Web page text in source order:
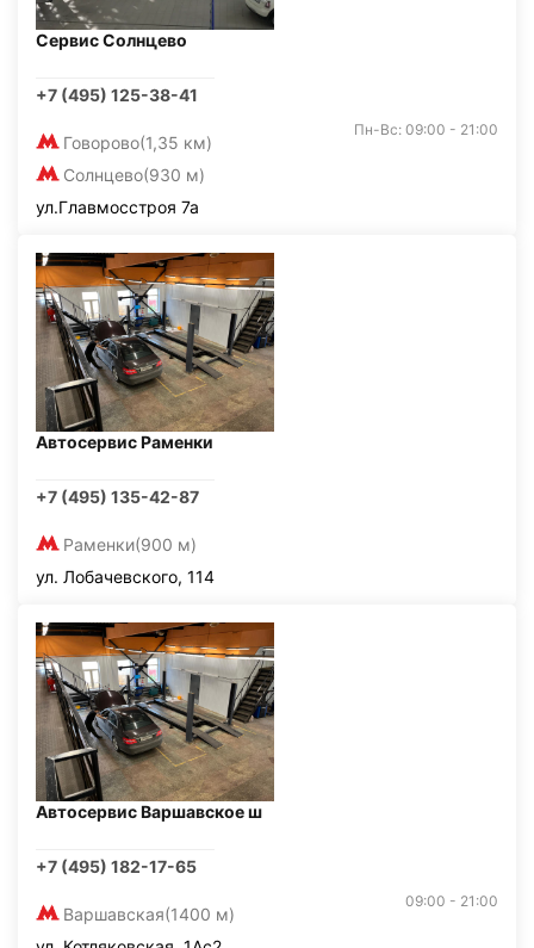
Сервис Солнцево
+7 (495) 125-38-41
Говорово(1,35 км)
Солнцево(930 м)
Пн-Вс: 09:00 - 21:00
ул.Главмосстроя 7а
Автосервис Раменки
+7 (495) 135-42-87
Раменки(900 м)
ул. Лобачевского, 114
Автосервис Варшавское ш
+7 (495) 182-17-65
Варшавская(1400 м)
09:00 - 21:00